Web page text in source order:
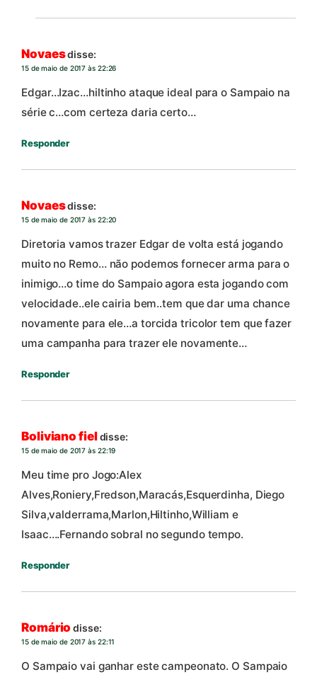
Novaesdisse:
15 de maio de 2017 às 22:26
Edgar…Izac…hiltinho ataque ideal para o Sampaio na
série c…com certeza daria certo…
Responder
Novaesdisse:
15 de maio de 2017 às 22:20
Diretoria vamos trazer Edgar de volta está jogando
muito no Remo… não podemos fornecer arma para o
inimigo…o time do Sampaio agora esta jogando com
velocidade..ele cairia bem..tem que dar uma chance
novamente para ele…a torcida tricolor tem que fazer
uma campanha para trazer ele novamente…
Responder
Boliviano fieldisse:
15 de maio de 2017 às 22:19
Meu time pro Jogo:Alex
Alves,Roniery,Fredson,Maracás,Esquerdinha, Diego
Silva,valderrama,Marlon,Hiltinho,William e
Isaac….Fernando sobral no segundo tempo.
Responder
Romário disse:
15 de maio de 2017 às 22:11
O Sampaio vai ganhar este campeonato. O Sampaio